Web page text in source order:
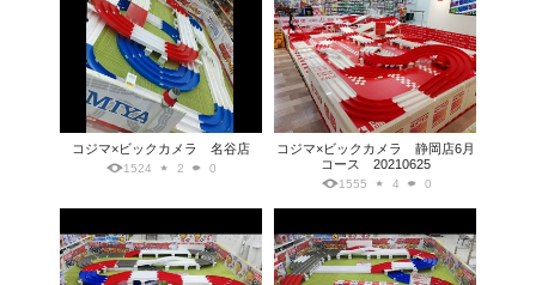
コジマ×ビックカメラ 名谷店
1524 2 0
コジマ×ビックカメラ 静岡店6月
コース 20210625
1555 4 0